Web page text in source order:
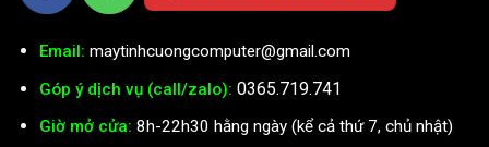
Email: maytinhcuongcomputer@gmail.com
Góp ý dịch vụ (call/zalo): 0365.719.741
Giờ mở cửa: 8h-22h30 hằng ngày (kể cả thứ 7, chủ nhật)